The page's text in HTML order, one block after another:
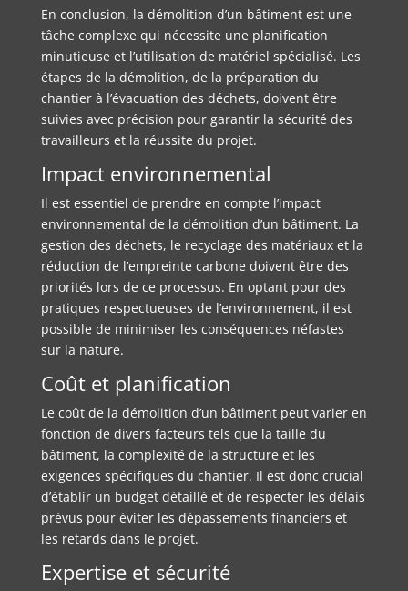
En conclusion, la démolition d’un bâtiment est une
tâche complexe qui nécessite une planification
minutieuse et l’utilisation de matériel spécialisé. Les
étapes de la démolition, de la préparation du
chantier à l’évacuation des déchets, doivent être
suivies avec précision pour garantir la sécurité des
travailleurs et la réussite du projet.
Impact environnemental
Il est essentiel de prendre en compte l’impact
environnemental de la démolition d’un bâtiment. La
gestion des déchets, le recyclage des matériaux et la
réduction de l’empreinte carbone doivent être des
priorités lors de ce processus. En optant pour des
pratiques respectueuses de l’environnement, il est
possible de minimiser les conséquences néfastes
sur la nature.
Coût et planification
Le coût de la démolition d’un bâtiment peut varier en
fonction de divers facteurs tels que la taille du
bâtiment, la complexité de la structure et les
exigences spécifiques du chantier. Il est donc crucial
d’établir un budget détaillé et de respecter les délais
prévus pour éviter les dépassements financiers et
les retards dans le projet.
Expertise et sécurité